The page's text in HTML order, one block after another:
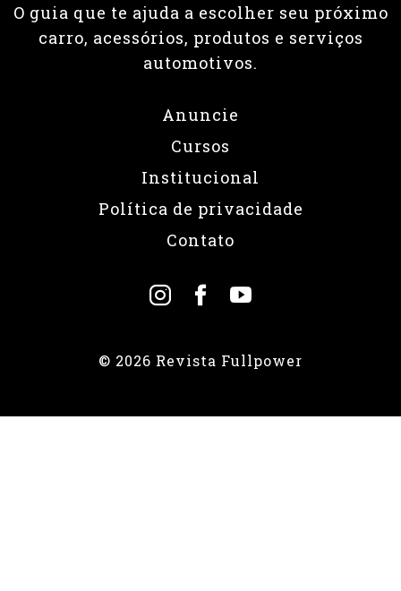
O guia que te ajuda a escolher seu próximo
carro, acessórios, produtos e serviços
automotivos.
Anuncie
Cursos
Institucional
Política de privacidade
Contato
© 2026 Revista Fullpower